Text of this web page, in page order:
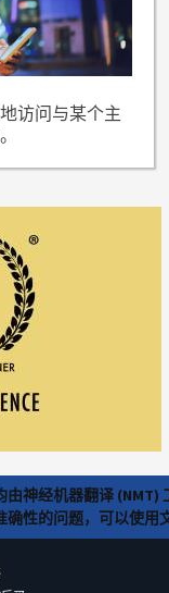
访问与某个主
神经机器翻译
性的问题，可以使用